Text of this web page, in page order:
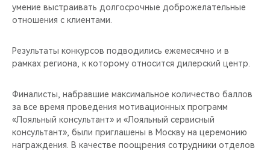
умение выстраивать долгосрочные доброжелательные
отношения с клиентами.
Результаты конкурсов подводились ежемесячно и в
рамках региона, к которому относится дилерский центр.
Финалисты, набравшие максимальное количество баллов
за все время проведения мотивационных программ
«Лояльный консультант» и «Лояльный сервисный
консультант», были приглашены в Москву на церемонию
награждения. В качестве поощрения сотрудники отделов